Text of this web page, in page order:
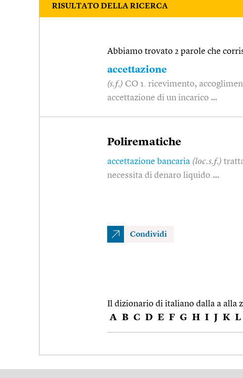
RISULTATO DELLA RICERCA
Abbiamo trovato 2 parole che
accettazione
(s.f.) CO 1. ricevimento,
accettazione di un incarico …
Polirematiche
accettazione bancaria (loc.s.f.)
necessita di denaro liquido.…
Condividi
Il dizionario di italiano dalla a alla z
A B C D E F G H I J K L